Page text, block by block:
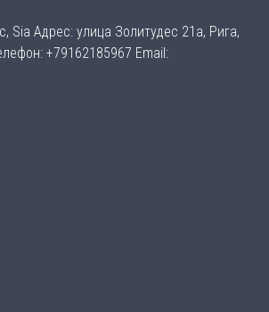
Sia Адрес: улица Золитудес 21а, Рига,
+79162185967 Email: